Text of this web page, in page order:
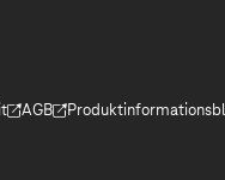
geöffnet)
einem neuen Tab geöffnet)
AGB
(Der Link wird in einem
(Der Link wird in